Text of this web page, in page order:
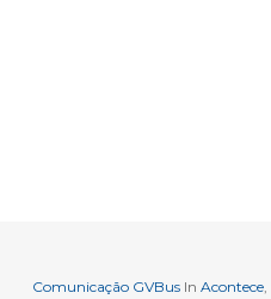
Comunicação GVBus In Acontece,